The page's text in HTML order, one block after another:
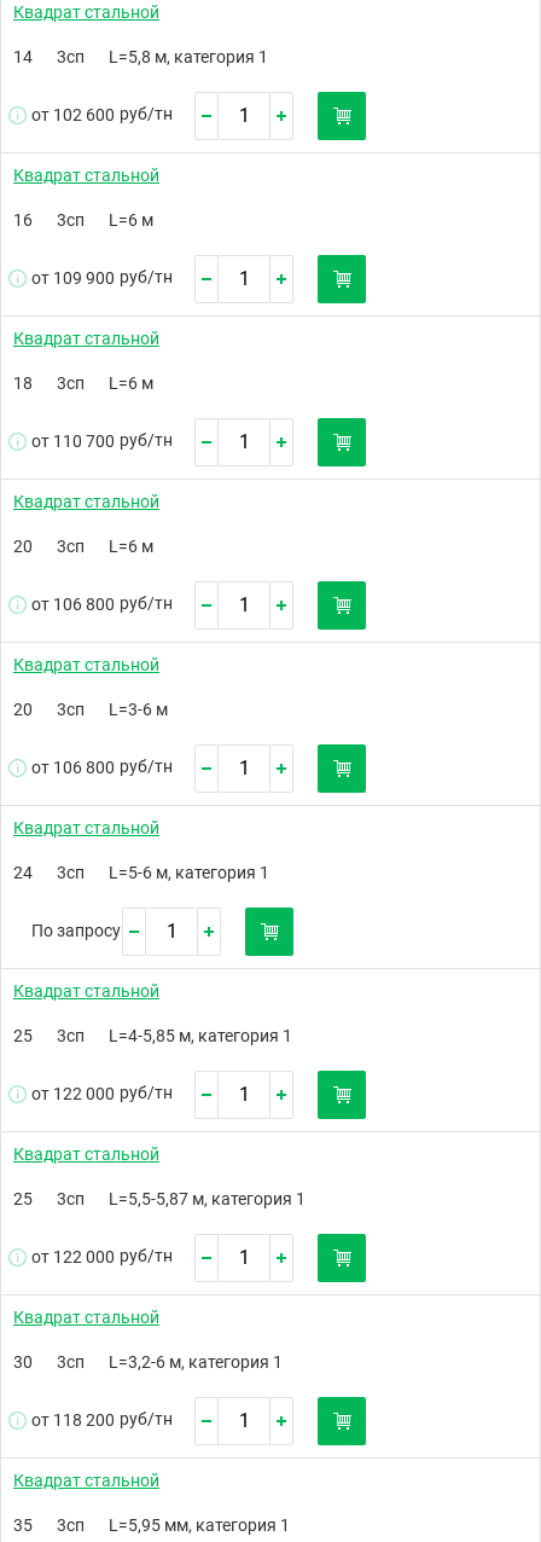
Квадрат стальной
14 3сп L=5,8 м, категория 1
от 102 600 руб/тн
Квадрат стальной
16 3сп L=6 м
от 109 900 руб/тн
Квадрат стальной
18 3сп L=6 м
от 110 700 руб/тн
Квадрат стальной
20 3сп L=6 м
от 106 800 руб/тн
Квадрат стальной
20 3сп L=3-6 м
от 106 800 руб/тн
Квадрат стальной
24 3сп L=5-6 м, категория 1
По запросу
Квадрат стальной
25 3сп L=4-5,85 м, категория 1
от 122 000 руб/тн
Квадрат стальной
25 3сп L=5,5-5,87 м, категория 1
от 122 000 руб/тн
Квадрат стальной
30 3сп L=3,2-6 м, категория 1
от 118 200 руб/тн
Квадрат стальной
35 3сп L=5,95 мм, категория 1